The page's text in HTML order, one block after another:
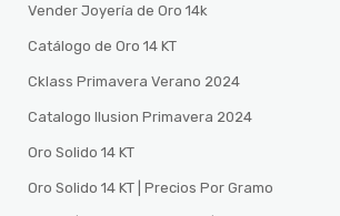
Vender Joyería de Oro 14k
Catálogo de Oro 14 KT
Cklass Primavera Verano 2024
Catalogo Ilusion Primavera 2024
Oro Solido 14 KT
Oro Solido 14 KT | Precios Por Gramo